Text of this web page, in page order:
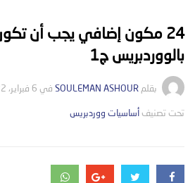
24 مكون إضافي يجب أن
بالووردبريس ج1
بقلم SOULEMAN ASHOUR في 6 فبراير، 2022
تحت تصنيف التصانيف
أساسيات ووردبريس